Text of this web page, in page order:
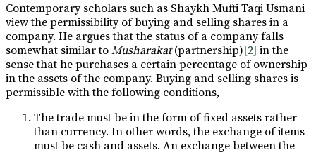
Contemporary scholars such as Shaykh Mufti Taqi Usmani
view the permissibility of buying and selling shares in a
company. He argues that the status of a company falls
somewhat similar to Musharakat(partnership)[2] in the
sense that he purchases a certain percentage of ownership
in the assets of the company. Buying and selling shares is
permissible with the following conditions,
The trade must be in the form of fixed assets rather
than currency. In other words, the exchange of items
must be cash and assets. An exchange between the